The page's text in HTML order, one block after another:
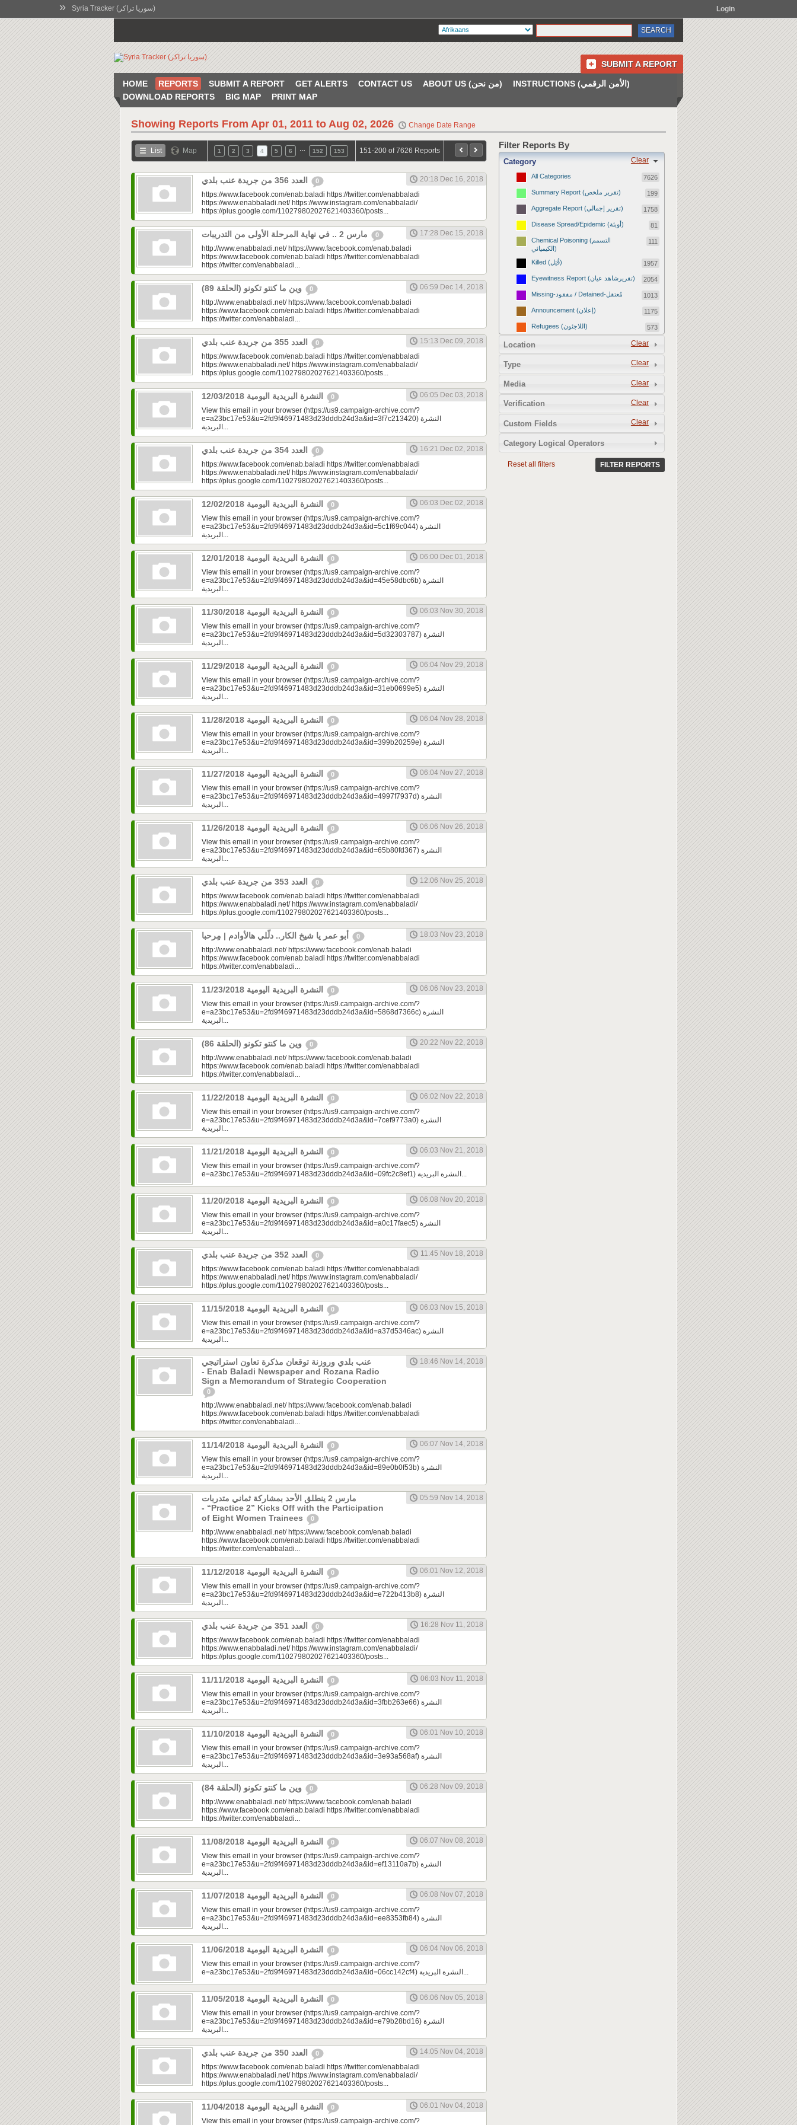
» Syria Tracker (سوريا تراكر) Login
SUBMIT A REPORT
HOME REPORTS SUBMIT A REPORT GET ALERTS CONTACT US ABOUT US (من نحن)
INSTRUCTIONS (الأمن الرقمي)
DOWNLOAD REPORTS
BIG MAP PRINT MAP
Showing Reports From Apr 01, 2011 to Aug 02, 2026 Change Date Range
List Map 1 2 3 4 5 6 152 153 151-200 of 7626 Reports
0
20:18 Dec 16, 2018
https://www.facebook.com/enab.baladi https://twitter.com/enabbaladi
https://www.enabbaladi.net/ https://www.instagram.com/enabbaladi/
https://plus.google.com/110279802027621403360/posts...
0
17:28 Dec 15, 2018
http://www.enabbaladi.net/ https://www.facebook.com/enab.baladi
https://www.facebook.com/enab.baladi https://twitter.com/enabbaladi
https://twitter.com/enabbaladi...
0
06:59 Dec 14, 2018
http://www.enabbaladi.net/ https://www.facebook.com/enab.baladi
https://www.facebook.com/enab.baladi https://twitter.com/enabbaladi
https://twitter.com/enabbaladi...
0
15:13 Dec 09, 2018
https://www.facebook.com/enab.baladi https://twitter.com/enabbaladi
https://www.enabbaladi.net/ https://www.instagram.com/enabbaladi/
https://plus.google.com/110279802027621403360/posts...
0
06:05 Dec 03, 2018
View this email in your browser (https://us9.campaign-archive.com/?
e=a23bc17e53&u=2fd9f46971483d23dddb24d3a&id=3f7c213420) النشرة
البريدية...
0
16:21 Dec 02, 2018
https://www.facebook.com/enab.baladi https://twitter.com/enabbaladi
https://www.enabbaladi.net/ https://www.instagram.com/enabbaladi/
https://plus.google.com/110279802027621403360/posts...
0
06:03 Dec 02, 2018
View this email in your browser (https://us9.campaign-archive.com/?
e=a23bc17e53&u=2fd9f46971483d23dddb24d3a&id=5c1f69c044) النشرة
البريدية...
0
06:00 Dec 01, 2018
View this email in your browser (https://us9.campaign-archive.com/?
e=a23bc17e53&u=2fd9f46971483d23dddb24d3a&id=45e58dbc6b) النشرة
البريدية...
0
06:03 Nov 30, 2018
View this email in your browser (https://us9.campaign-archive.com/?
e=a23bc17e53&u=2fd9f46971483d23dddb24d3a&id=5d32303787) النشرة
البريدية...
0
06:04 Nov 29, 2018
View this email in your browser (https://us9.campaign-archive.com/?
e=a23bc17e53&u=2fd9f46971483d23dddb24d3a&id=31eb0699e5) النشرة
البريدية...
0
06:04 Nov 28, 2018
View this email in your browser (https://us9.campaign-archive.com/?
e=a23bc17e53&u=2fd9f46971483d23dddb24d3a&id=399b20259e) النشرة
البريدية...
0
06:04 Nov 27, 2018
View this email in your browser (https://us9.campaign-archive.com/?
e=a23bc17e53&u=2fd9f46971483d23dddb24d3a&id=4997f7937d) النشرة
البريدية...
0
06:06 Nov 26, 2018
View this email in your browser (https://us9.campaign-archive.com/?
e=a23bc17e53&u=2fd9f46971483d23dddb24d3a&id=65b80fd367) النشرة
البريدية...
0
12:06 Nov 25, 2018
https://www.facebook.com/enab.baladi https://twitter.com/enabbaladi
https://www.enabbaladi.net/ https://www.instagram.com/enabbaladi/
https://plus.google.com/110279802027621403360/posts...
0
18:03 Nov 23, 2018
http://www.enabbaladi.net/ https://www.facebook.com/enab.baladi
https://www.facebook.com/enab.baladi https://twitter.com/enabbaladi
https://twitter.com/enabbaladi...
0
06:06 Nov 23, 2018
View this email in your browser (https://us9.campaign-archive.com/?
e=a23bc17e53&u=2fd9f46971483d23dddb24d3a&id=5868d7366c) النشرة
البريدية...
0
20:22 Nov 22, 2018
http://www.enabbaladi.net/ https://www.facebook.com/enab.baladi
https://www.facebook.com/enab.baladi https://twitter.com/enabbaladi
https://twitter.com/enabbaladi...
0
06:02 Nov 22, 2018
View this email in your browser (https://us9.campaign-archive.com/?
e=a23bc17e53&u=2fd9f46971483d23dddb24d3a&id=7cef9773a0) النشرة
البريدية...
0
06:03 Nov 21, 2018
View this email in your browser (https://us9.campaign-archive.com/?
e=a23bc17e53&u=2fd9f46971483d23dddb24d3a&id=09fc2c8ef1) النشرة البريدية...
0
06:08 Nov 20, 2018
View this email in your browser (https://us9.campaign-archive.com/?
e=a23bc17e53&u=2fd9f46971483d23dddb24d3a&id=a0c17faec5) النشرة
البريدية...
0
11:45 Nov 18, 2018
https://www.facebook.com/enab.baladi https://twitter.com/enabbaladi
https://www.enabbaladi.net/ https://www.instagram.com/enabbaladi/
https://plus.google.com/110279802027621403360/posts...
0
06:03 Nov 15, 2018
View this email in your browser (https://us9.campaign-archive.com/?
e=a23bc17e53&u=2fd9f46971483d23dddb24d3a&id=a37d5346ac) النشرة
البريدية...
عنب بلدي وروزنة توقعان مذكرة تعاون استراتيجي
- Enab Baladi Newspaper and Rozana Radio
Sign a Memorandum of Strategic Cooperation
0
18:46 Nov 14, 2018
http://www.enabbaladi.net/ https://www.facebook.com/enab.baladi
https://www.facebook.com/enab.baladi https://twitter.com/enabbaladi
https://twitter.com/enabbaladi...
0
06:07 Nov 14, 2018
View this email in your browser (https://us9.campaign-archive.com/?
e=a23bc17e53&u=2fd9f46971483d23dddb24d3a&id=89e0b0f53b) النشرة
البريدية...
مارس 2 ينطلق الأحد بمشاركة ثماني متدربات
- “Practice 2” Kicks Off with the Participation
of Eight Women Trainees
0
05:59 Nov 14, 2018
http://www.enabbaladi.net/ https://www.facebook.com/enab.baladi
https://www.facebook.com/enab.baladi https://twitter.com/enabbaladi
https://twitter.com/enabbaladi...
0
06:01 Nov 12, 2018
View this email in your browser (https://us9.campaign-archive.com/?
e=a23bc17e53&u=2fd9f46971483d23dddb24d3a&id=e722b413b8) النشرة
البريدية...
0
16:28 Nov 11, 2018
https://www.facebook.com/enab.baladi https://twitter.com/enabbaladi
https://www.enabbaladi.net/ https://www.instagram.com/enabbaladi/
https://plus.google.com/110279802027621403360/posts...
0
06:03 Nov 11, 2018
View this email in your browser (https://us9.campaign-archive.com/?
e=a23bc17e53&u=2fd9f46971483d23dddb24d3a&id=3fbb263e66) النشرة
البريدية...
0
06:01 Nov 10, 2018
View this email in your browser (https://us9.campaign-archive.com/?
e=a23bc17e53&u=2fd9f46971483d23dddb24d3a&id=3e93a568af) النشرة
البريدية...
0
06:28 Nov 09, 2018
http://www.enabbaladi.net/ https://www.facebook.com/enab.baladi
https://www.facebook.com/enab.baladi https://twitter.com/enabbaladi
https://twitter.com/enabbaladi...
0
06:07 Nov 08, 2018
View this email in your browser (https://us9.campaign-archive.com/?
e=a23bc17e53&u=2fd9f46971483d23dddb24d3a&id=ef13110a7b) النشرة
البريدية...
0
06:08 Nov 07, 2018
View this email in your browser (https://us9.campaign-archive.com/?
e=a23bc17e53&u=2fd9f46971483d23dddb24d3a&id=ee8353fb84) النشرة
البريدية...
0
06:04 Nov 06, 2018
View this email in your browser (https://us9.campaign-archive.com/?
e=a23bc17e53&u=2fd9f46971483d23dddb24d3a&id=06cc142cf4) النشرة البريدية...
0
06:06 Nov 05, 2018
View this email in your browser (https://us9.campaign-archive.com/?
e=a23bc17e53&u=2fd9f46971483d23dddb24d3a&id=e79b28bd16) النشرة
البريدية...
0
14:05 Nov 04, 2018
https://www.facebook.com/enab.baladi https://twitter.com/enabbaladi
https://www.enabbaladi.net/ https://www.instagram.com/enabbaladi/
https://plus.google.com/110279802027621403360/posts...
0
06:01 Nov 04, 2018
View this email in your browser (https://us9.campaign-archive.com/?
Filter Reports By
Clear
Category
All Categories 7626
Summary Report (تقرير ملخص) 199
Aggregate Report (تقرير إجمالي) 1758
Disease Spread/Epidemic (أوبئة) 81
Chemical Poisoning (التسمم
الكيميائي)
111
Killed (قُتِل) 1957
Eyewitness Report (تقريرشاهد عيان) 2054
Missing-مفقود / Detained-مُعتقل 1013
Announcement (إعلان) 1175
Refugees (اللاجئون) 573
1672
Revenge Killings (القتل بدافع الانتقام) 11
2
13
Clear
Location
Clear
Type
Clear
Media
Clear
Verification
Clear
Custom Fields
Category Logical Operators
Reset all filters FILTER REPORTS